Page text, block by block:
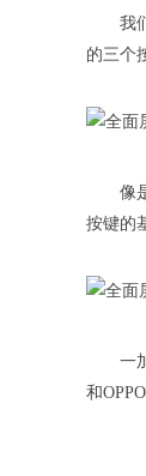
我
的三个
像
按键的
一
和